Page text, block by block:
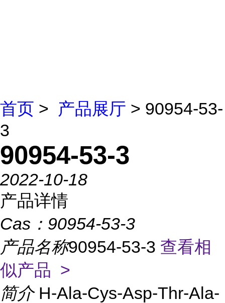
首页 > 产品展厅 > 90954-53-
3
90954-53-3
2022-10-18
产品详情
Cas： 90954-53-3
产品名称90954-53-3 查看相
似产品 >
简介 H-Ala-Cys-Asp-Thr-Ala-